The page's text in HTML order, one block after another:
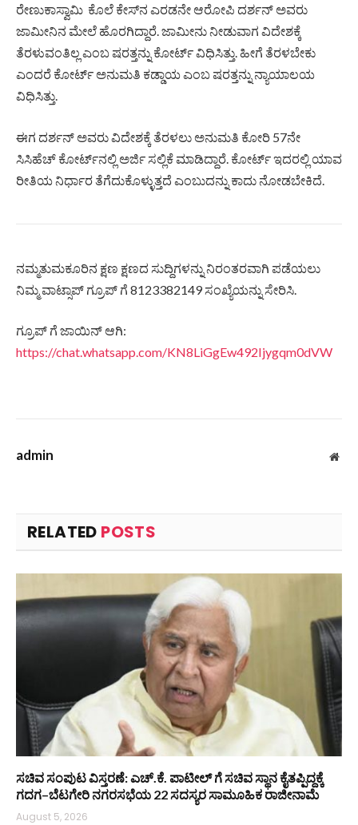
ರೇಣುಕಾಸ್ವಾಮಿ ಕೊಲೆ ಕೇಸ್​ನ ಎರಡನೇ ಆರೋಪಿ ದರ್ಶನ್ ಅವರು
ಜಾಮೀನಿನ ಮೇಲೆ ಹೊರಗಿದ್ದಾರೆ. ಜಾಮೀನು ನೀಡುವಾಗ ವಿದೇಶಕ್ಕೆ
ತೆರಳುವಂತಿಲ್ಲ ಎಂಬ ಷರತ್ತನ್ನು ಕೋರ್ಟ್ ವಿಧಿಸಿತ್ತು. ಹೀಗೆ ತೆರಳಬೇಕು
ಎಂದರೆ ಕೋರ್ಟ್ ಅನುಮತಿ ಕಡ್ಡಾಯ ಎಂಬ ಷರತ್ತನ್ನು ನ್ಯಾಯಾಲಯ
ವಿಧಿಸಿತ್ತು.
ಈಗ ದರ್ಶನ್ ಅವರು ವಿದೇಶಕ್ಕೆ ತೆರಳಲು ಅನುಮತಿ ಕೋರಿ 57ನೇ
ಸಿಸಿಹೆಚ್ ಕೋರ್ಟ್​ನಲ್ಲಿ ಅರ್ಜಿ ಸಲ್ಲಿಕೆ ಮಾಡಿದ್ದಾರೆ. ಕೋರ್ಟ್ ಇದರಲ್ಲಿ ಯಾವ
ರೀತಿಯ ನಿರ್ಧಾರ ತೆಗೆದುಕೊಳ್ಳುತ್ತದೆ ಎಂಬುದನ್ನು ಕಾದು ನೋಡಬೇಕಿದೆ.
ನಮ್ಮತುಮಕೂರಿನ ಕ್ಷಣ ಕ್ಷಣದ ಸುದ್ದಿಗಳನ್ನು ನಿರಂತರವಾಗಿ ಪಡೆಯಲು
ನಿಮ್ಮ ವಾಟ್ಸಾಪ್ ಗ್ರೂಪ್ ಗೆ 8123382149 ಸಂಖ್ಯೆಯನ್ನು ಸೇರಿಸಿ.
ಗ್ರೂಪ್ ಗೆ ಜಾಯಿನ್ ಆಗಿ:
https://chat.whatsapp.com/KN8LiGgEw492Ijygqm0dVW
admin
RELATED POSTS
ಸಚಿವ ಸಂಪುಟ ವಿಸ್ತರಣೆ: ಎಚ್.ಕೆ. ಪಾಟೀಲ್ ಗೆ ಸಚಿವ ಸ್ಥಾನ ಕೈತಪ್ಪಿದ್ದಕ್ಕೆ
ಗದಗ–ಬೆಟಗೇರಿ ನಗರಸಭೆಯ 22 ಸದಸ್ಯರ ಸಾಮೂಹಿಕ ರಾಜೀನಾಮೆ
August 5, 2026